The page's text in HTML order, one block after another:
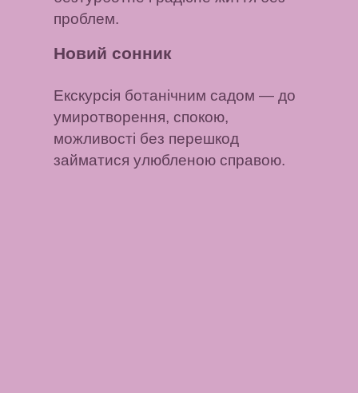
проблем.
Новий сонник
Екскурсія ботанічним садом — до
умиротворення, спокою,
можливості без перешкод
займатися улюбленою справою.